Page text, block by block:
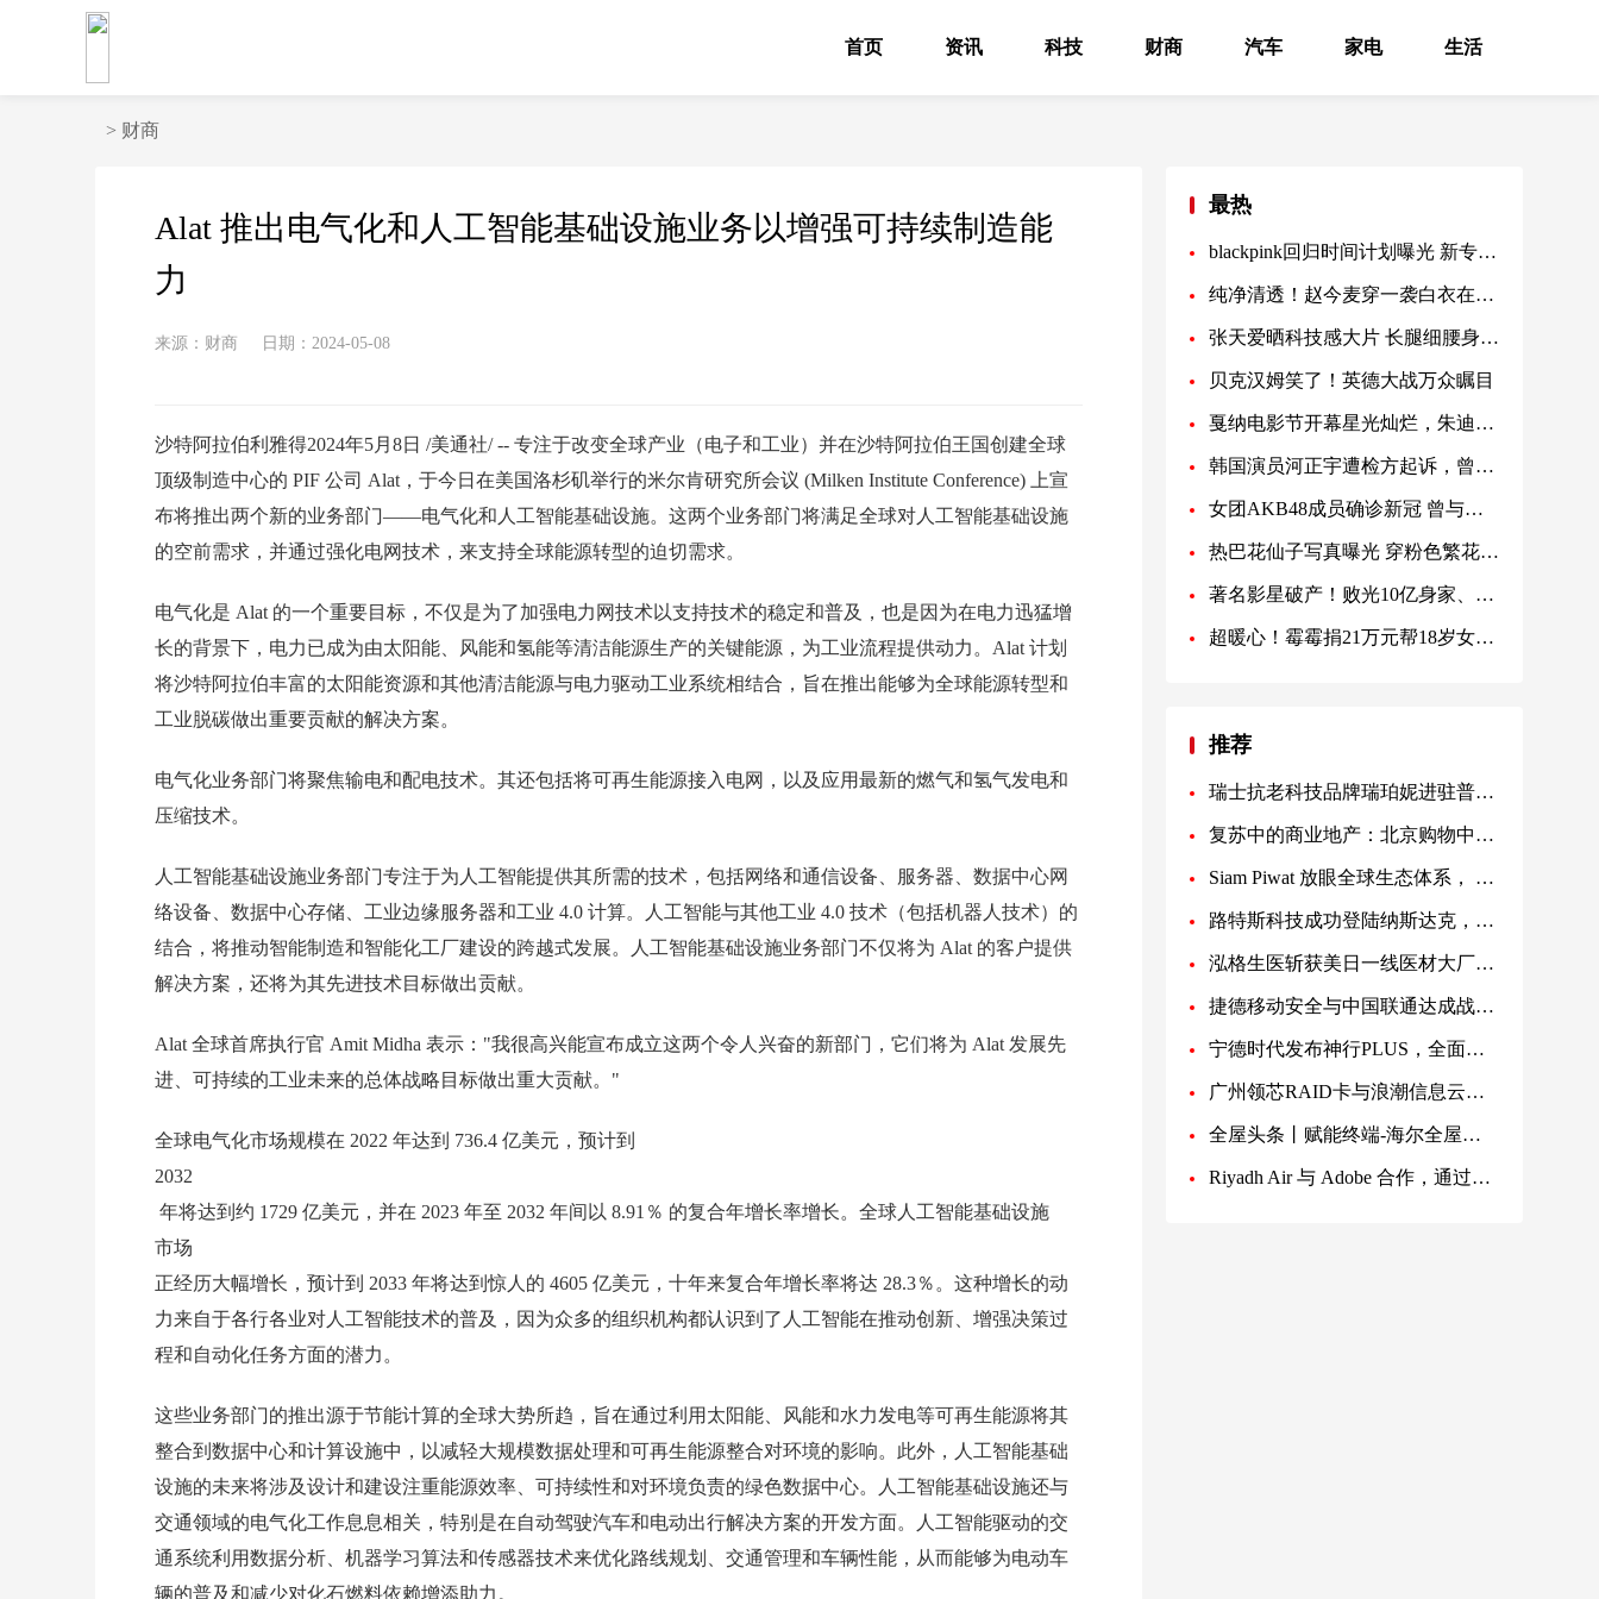
首页 资讯 科技 财商 汽车 家电 生活
> 财商
Alat 推出电气化和人工智能基础设施业务以增强可持续制造能
力
来源：财商 日期：2024-05-08
沙特阿拉伯利雅得2024年5月8日 /美通社/ -- 专注于改变全球产业（电子和工业）并在沙特阿拉伯王国创建全球
顶级制造中心的 PIF 公司 Alat，于今日在美国洛杉矶举行的米尔肯研究所会议 (Milken Institute Conference) 上宣
布将推出两个新的业务部门——电气化和人工智能基础设施。这两个业务部门将满足全球对人工智能基础设施
的空前需求，并通过强化电网技术，来支持全球能源转型的迫切需求。
电气化是 Alat 的一个重要目标，不仅是为了加强电力网技术以支持技术的稳定和普及，也是因为在电力迅猛增
长的背景下，电力已成为由太阳能、风能和氢能等清洁能源生产的关键能源，为工业流程提供动力。Alat 计划
将沙特阿拉伯丰富的太阳能资源和其他清洁能源与电力驱动工业系统相结合，旨在推出能够为全球能源转型和
工业脱碳做出重要贡献的解决方案。
电气化业务部门将聚焦输电和配电技术。其还包括将可再生能源接入电网，以及应用最新的燃气和氢气发电和
压缩技术。
人工智能基础设施业务部门专注于为人工智能提供其所需的技术，包括网络和通信设备、服务器、数据中心网
络设备、数据中心存储、工业边缘服务器和工业 4.0 计算。人工智能与其他工业 4.0 技术（包括机器人技术）的
结合，将推动智能制造和智能化工厂建设的跨越式发展。人工智能基础设施业务部门不仅将为 Alat 的客户提供
解决方案，还将为其先进技术目标做出贡献。
Alat 全球首席执行官 Amit Midha 表示："我很高兴能宣布成立这两个令人兴奋的新部门，它们将为 Alat 发展先
进、可持续的工业未来的总体战略目标做出重大贡献。"
全球电气化市场规模在 2022 年达到 736.4 亿美元，预计到
2032
年将达到约 1729 亿美元，并在 2023 年至 2032 年间以 8.91％ 的复合年增长率增长。全球人工智能基础设施
市场
正经历大幅增长，预计到 2033 年将达到惊人的 4605 亿美元，十年来复合年增长率将达 28.3％。这种增长的动
力来自于各行各业对人工智能技术的普及，因为众多的组织机构都认识到了人工智能在推动创新、增强决策过
程和自动化任务方面的潜力。
这些业务部门的推出源于节能计算的全球大势所趋，旨在通过利用太阳能、风能和水力发电等可再生能源将其
整合到数据中心和计算设施中，以减轻大规模数据处理和可再生能源整合对环境的影响。此外，人工智能基础
设施的未来将涉及设计和建设注重能源效率、可持续性和对环境负责的绿色数据中心。人工智能基础设施还与
交通领域的电气化工作息息相关，特别是在自动驾驶汽车和电动出行解决方案的开发方面。人工智能驱动的交
通系统利用数据分析、机器学习算法和传感器技术来优化路线规划、交通管理和车辆性能，从而能够为电动车
辆的普及和减少对化石燃料依赖增添助力。
最热
blackpink回归时间计划曝光 新专辑MV制作费用历代级
纯净清透！赵今麦穿一袭白衣在湖畔漫步
张天爱晒科技感大片 长腿细腰身材比例优越
贝克汉姆笑了！英德大战万众瞩目
戛纳电影节开幕星光灿烂，朱迪·福斯特获终身成就奖
韩国演员河正宇遭检方起诉，曾因滥用麻醉剂被调查
女团AKB48成员确诊新冠 曾与团内另一人有过接触
热巴花仙子写真曝光 穿粉色繁花裙娇美如画
著名影星破产！败光10亿身家、被赶出酒吧
超暖心！霉霉捐21万元帮18岁女学生实现大学梦
推荐
瑞士抗老科技品牌瑞珀妮进驻普吉岛奢华住宅项目Tri Vananda
复苏中的商业地产：北京购物中心首层租金上涨
Siam Piwat 放眼全球生态体系， 巩固世界級热点开发商地位，汇聚优质游客促进泰国经济蓬勃发展
路特斯科技成功登陆纳斯达克，举行敲钟仪式庆祝上市
泓格生医斩获美日一线医材大厂订单 TPU产品陆续通过试验站稳国际
捷德移动安全与中国联通达成战略合作协议，推动eSIM创新与发展
宁德时代发布神行PLUS，全面进入超充时代
广州领芯RAID卡与浪潮信息云峦KeyarchOS完成澎湃技术认证
全屋头条丨赋能终端-海尔全屋家居终端精英设计交流会圆满收官!
Riyadh Air 与 Adobe 合作，通过生成式 AI 提供个性化全球旅行体验